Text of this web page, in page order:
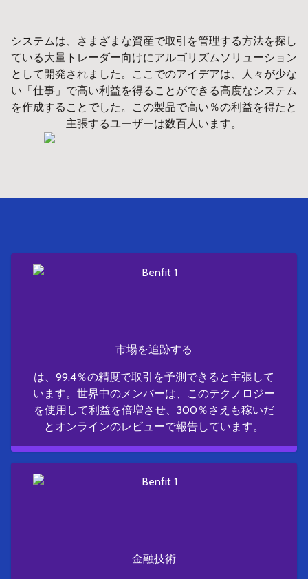
システムは、さまざまな資産で取引を管理する方法を探し
ている大量トレーダー向けにアルゴリズムソリューション
として開発されました。ここでのアイデアは、人々が少な
い「仕事」で高い利益を得ることができる高度なシステム
を作成することでした。この製品で高い％の利益を得たと
主張するユーザーは数百人います。
市場を追跡する
は、99.4％の精度で取引を予測できると主張して
います。世界中のメンバーは、このテクノロジー
を使用して利益を倍増させ、300％さえも稼いだ
とオンラインのレビューで報告しています。
金融技術